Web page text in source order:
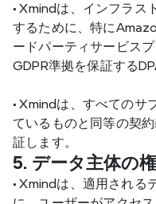
• Xmindは、インフラス
するために、特に
ードパーティサービス
GDPR準拠を保証する
• Xmindは、すべてのサ
ているものと同等の契
証します。
5. データ主体の
• Xmindは、適用される